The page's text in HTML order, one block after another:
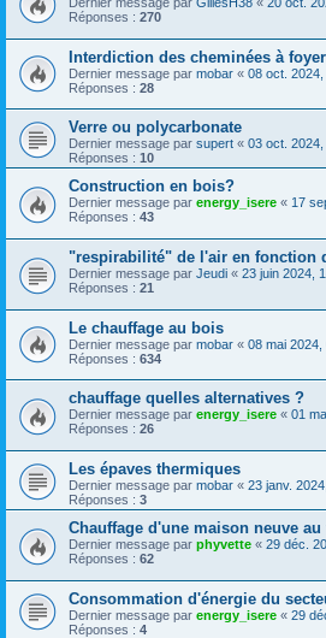
Réponses : 270
Interdiction des cheminées à
Dernier message par mobar « 08 oct. 2024,
Réponses : 28
Verre ou polycarbonate
Dernier message par supert « 03 oct. 2024,
Réponses : 10
Construction en bois?
Dernier message par energy_isere « 17
Réponses : 43
"respirabilité" de l'air en fonction
Dernier message par Jeudi « 23 juin 2024,
Réponses : 21
Le chauffage au bois
Dernier message par mobar « 08 mai 2024,
Réponses : 634
chauffage quelles alternatives ?
Dernier message par energy_isere « 01
Réponses : 26
Les épaves thermiques
Dernier message par mobar « 23 janv.
Réponses : 3
Chauffage d'une maison neuve
Dernier message par phyvette « 29 déc.
Réponses : 62
Consommation d'énergie du
Dernier message par energy_isere « 29
Réponses : 4